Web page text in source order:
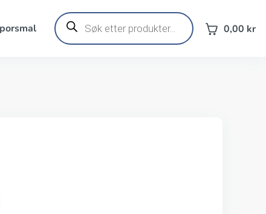
Products
search 0,00 kr